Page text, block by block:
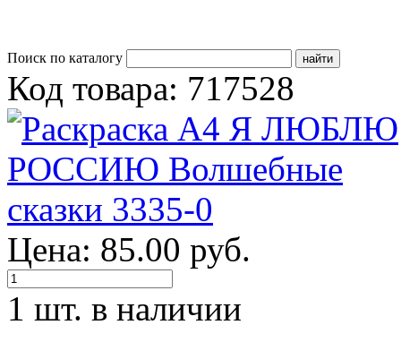
Поиск по каталогу
Код товара: 717528
Цена: 85.00 руб.
1 шт. в наличии